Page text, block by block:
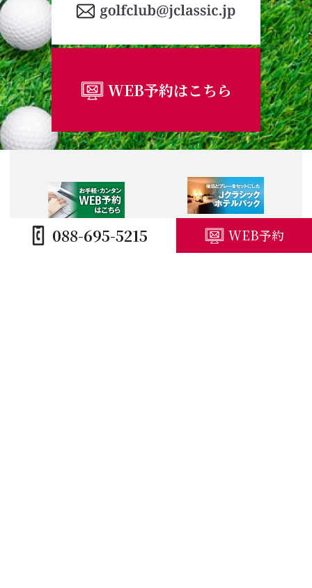
088-695-5215 WEB予約
WEB予約はこちら